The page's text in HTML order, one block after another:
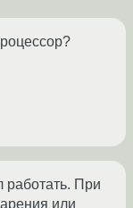
работать. При
или